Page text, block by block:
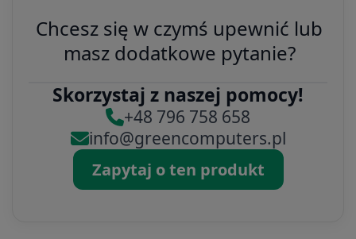
Chcesz się w czymś upewnić lub
masz dodatkowe pytanie?
Skorzystaj z naszej pomocy!
+48 796 758 658
info@greencomputers.pl
Zapytaj o ten produkt